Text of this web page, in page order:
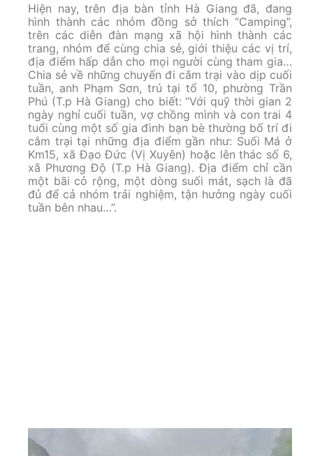
Hiện nay, trên địa bàn tỉnh Hà Giang đã, đang
hình thành các nhóm đồng sở thích “Camping”,
trên các diễn đàn mạng xã hội hình thành các
trang, nhóm để cùng chia sẻ, giới thiệu các vị trí,
địa điểm hấp dẫn cho mọi người cùng tham gia…
Chia sẻ về những chuyến đi cắm trại vào dịp cuối
tuần, anh Phạm Sơn, trú tại tổ 10, phường Trần
Phú (T.p Hà Giang) cho biết: “Với quỹ thời gian 2
ngày nghỉ cuối tuần, vợ chồng mình và con trai 4
tuổi cùng một số gia đình bạn bè thường bố trí đi
cắm trại tại những địa điểm gần như: Suối Má ở
Km15, xã Đạo Đức (Vị Xuyên) hoặc lên thác số 6,
xã Phương Độ (T.p Hà Giang). Địa điểm chỉ cần
một bãi cỏ rộng, một dòng suối mát, sạch là đã
đủ để cả nhóm trải nghiệm, tận hưởng ngày cuối
tuần bên nhau…”.